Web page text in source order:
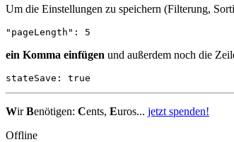
Um die Einstellungen zu speichern (Filterung,
"pageLength": 5
ein Komma einfügen und außerdem noch die
stateSave: true
WirBenötigen: Cents, Euros... jetzt spenden!
Offline